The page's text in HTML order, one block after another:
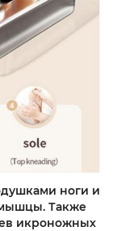
ноги и
Также
икроножных